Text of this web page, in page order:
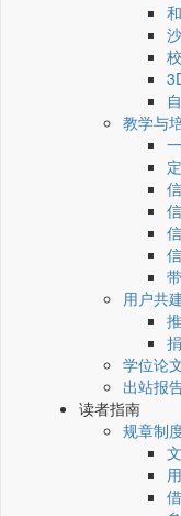
教学与
用户共
学位论
出站报
读者指南
规章制